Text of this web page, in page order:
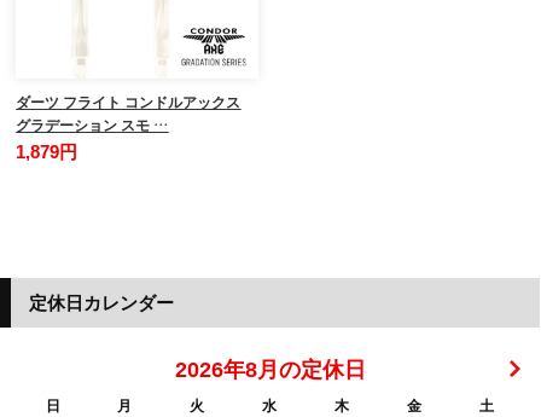
ダーツ フライト コンドルアックス
グラデーション スモ …
1,879円
定休日カレンダー
2026年8月の定休日
日 月 火 水 木 金
土